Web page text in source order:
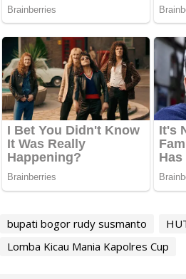
bupati bogor rudy susmanto
Lomba Kicau Mania Kapolres Cup
Erick Thohir Minta
Indonesia Bangkit,
Lawan Singapura
dari Vietnam
Di OLAHRAGA | 4 Agustus